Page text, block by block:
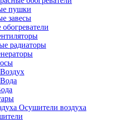
пушки
завесы
обогреватели
радиаторы
Осушители воздуха